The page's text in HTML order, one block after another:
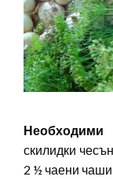
Необходими
скилидки
2 ½ чаени